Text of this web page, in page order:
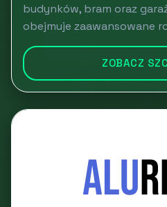
budynków, bram oraz
obejmuje zaawansowane
ZOBACZ